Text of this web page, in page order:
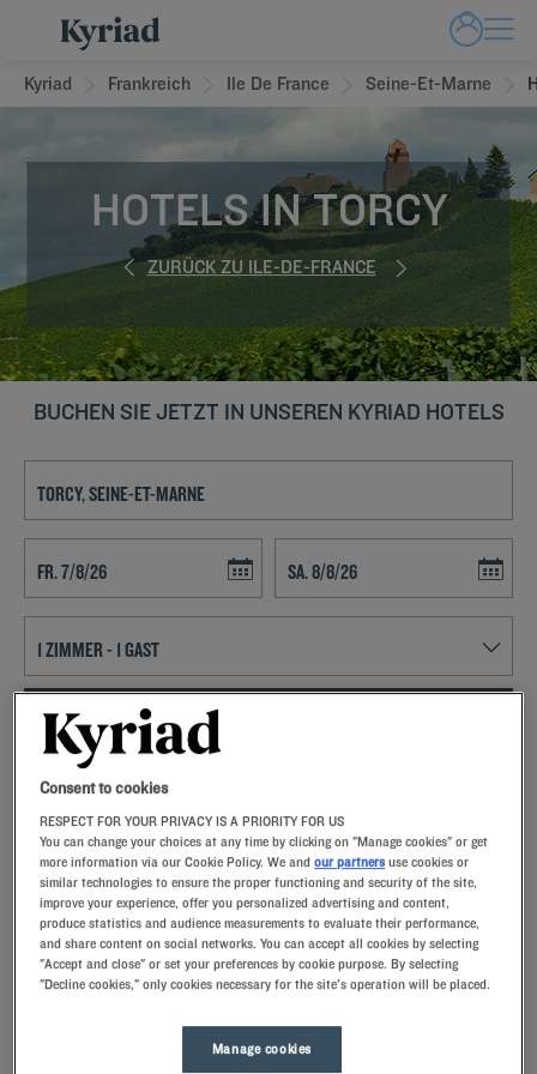
Kyriad Frankreich Ile De France Seine-Et-Marne
HOTELS IN TORCY
ZURÜCK ZU ILE-DE-FRANCE
BUCHEN SIE JETZT IN UNSEREN KYRIAD HOTELS
FINDEN SIE EIN HOTEL
Spezialcode hinzufügen
Lust auf ein entspanntes Wochenende in Torcy? Dann buchen Sie
doch ein Zimmer im Kyriad-Hotel und lernen Sie Frankreichs
drittgrößte Stadt kennen!
Unsere Hotels in Torcy
Lassen Sie sich verwöhnen – entdecken Sie unsere Kyriad-
Consent to cookies
RESPECT FOR YOUR PRIVACY IS A PRIORITY FOR US
You can change your choices at any time by clicking on "Manage cookies" or get
more information via our Cookie Policy. We andour partners use cookies or
similar technologies to ensure the proper functioning and security of the site,
improve your experience, offer you personalized advertising and content,
produce statistics and audience measurements to evaluate their performance,
and share content on social networks. You can accept all cookies by selecting
"Accept and close" or set your preferences by cookie purpose. By selecting
"Decline cookies," only cookies necessary for the site's operation will be placed.
Manage cookies